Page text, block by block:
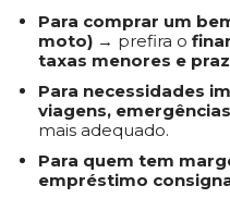
Para comprar um
moto) → prefira o
taxas menores e
Para necessidades
viagens,
mais adequado.
Para quem tem
empréstimo